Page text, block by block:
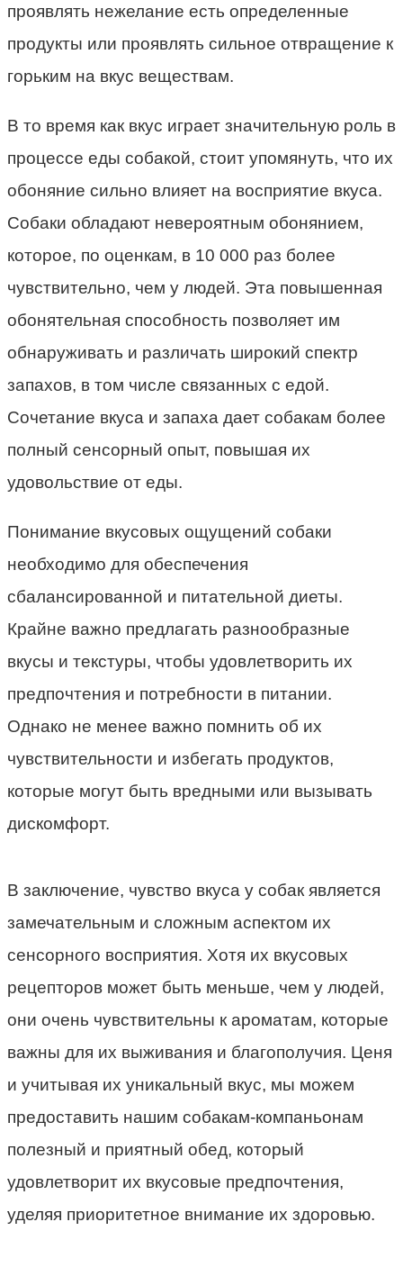
проявлять нежелание есть определенные
продукты или проявлять сильное отвращение к
горьким на вкус веществам.
В то время как вкус играет значительную роль в
процессе еды собакой, стоит упомянуть, что их
обоняние сильно влияет на восприятие вкуса.
Собаки обладают невероятным обонянием,
которое, по оценкам, в 10 000 раз более
чувствительно, чем у людей. Эта повышенная
обонятельная способность позволяет им
обнаруживать и различать широкий спектр
запахов, в том числе связанных с едой.
Сочетание вкуса и запаха дает собакам более
полный сенсорный опыт, повышая их
удовольствие от еды.
Понимание вкусовых ощущений собаки
необходимо для обеспечения
сбалансированной и питательной диеты.
Крайне важно предлагать разнообразные
вкусы и текстуры, чтобы удовлетворить их
предпочтения и потребности в питании.
Однако не менее важно помнить об их
чувствительности и избегать продуктов,
которые могут быть вредными или вызывать
дискомфорт.
В заключение, чувство вкуса у собак является
замечательным и сложным аспектом их
сенсорного восприятия. Хотя их вкусовых
рецепторов может быть меньше, чем у людей,
они очень чувствительны к ароматам, которые
важны для их выживания и благополучия. Ценя
и учитывая их уникальный вкус, мы можем
предоставить нашим собакам-компаньонам
полезный и приятный обед, который
удовлетворит их вкусовые предпочтения,
уделяя приоритетное внимание их здоровью.